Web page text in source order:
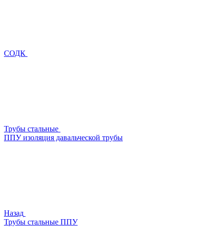
СОДК
Трубы стальные
ППУ изоляция давальческой трубы
Назад
Трубы стальные ППУ